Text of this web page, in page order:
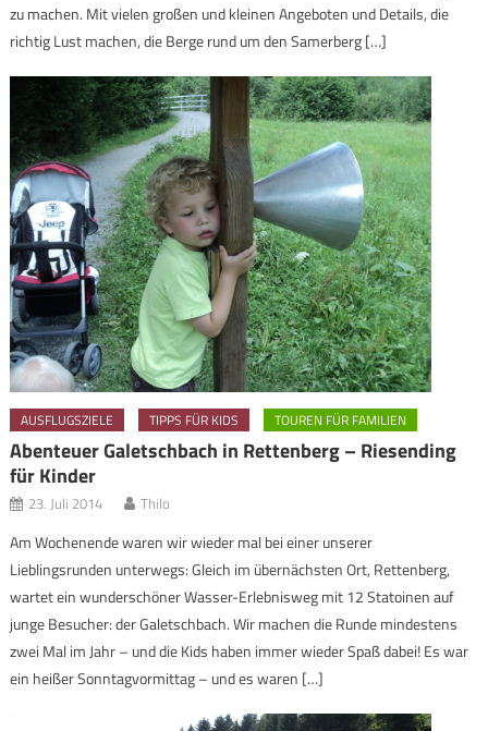
zu machen. Mit vielen großen und kleinen Angeboten und Details, die
richtig Lust machen, die Berge rund um den Samerberg […]
AUSFLUGSZIELE TIPPS FÜR KIDS TOUREN FÜR FAMILIEN
Abenteuer Galetschbach in Rettenberg – Riesending
für Kinder
23. Juli 2014 Thilo
Am Wochenende waren wir wieder mal bei einer unserer
Lieblingsrunden unterwegs: Gleich im übernächsten Ort, Rettenberg,
wartet ein wunderschöner Wasser-Erlebnisweg mit 12 Statoinen auf
junge Besucher: der Galetschbach. Wir machen die Runde mindestens
zwei Mal im Jahr – und die Kids haben immer wieder Spaß dabei! Es war
ein heißer Sonntagvormittag – und es waren […]